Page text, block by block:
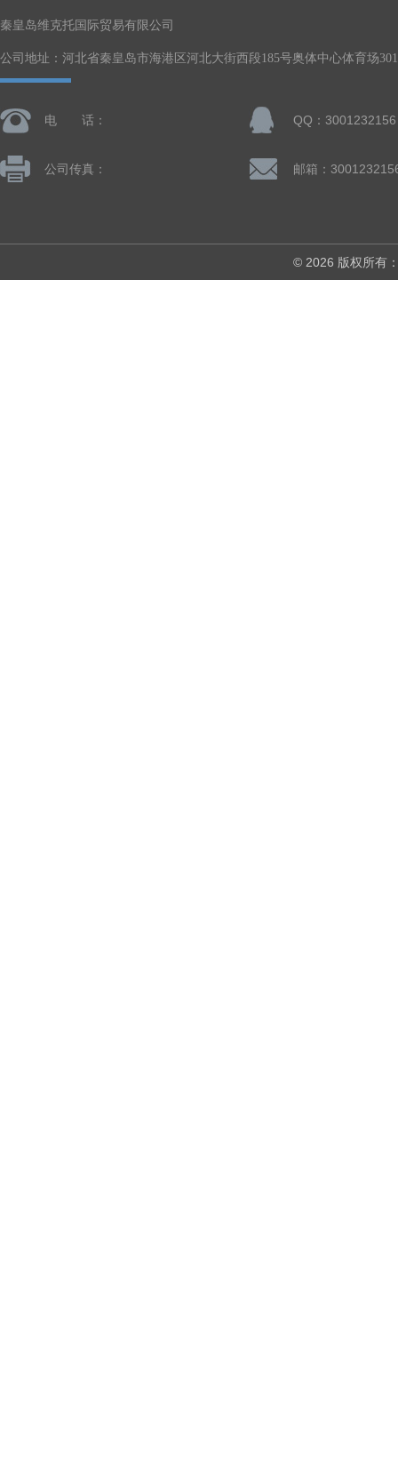
秦皇岛维克托国际贸易有限公司
公司地址：河北省秦皇岛市海港区河北大街西段185号奥体中心体育场
电 话： QQ：3001232156
公司传真： 邮箱：
© 2026 版权所有